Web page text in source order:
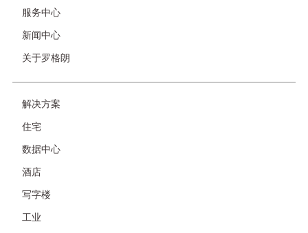
服务中心
新闻中心
关于罗格朗
友
链
非
页
解决方案
住宅
数据中心
酒店
写字楼
工业